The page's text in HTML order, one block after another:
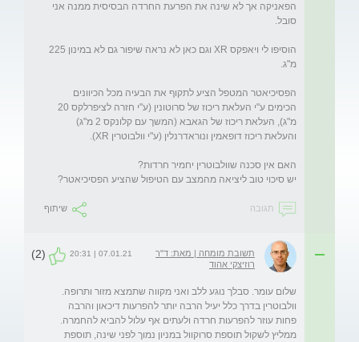
הפאניקה אך לא שינה את הפרעת החרדה הבסיסית ממנה אני
הפסיכיאטר המטפל הציע לתקוף את הבעיה מכל הכיוונים
מ"ג), העלאת ריכוז של הגאבא (המשך עם קלונקס 2 מ"ג)
יש סיכוי טוב ליציאה מהמצב עם הטיפול שהציע הפסיכיאטר?
תגובה שיתוף
תשובת מומחה | מאת: ד"ר
רוזיצקי אהוד
07.01.21 | 20:31
(2)
וולבוטרין בדרך כלל יעיל הרבה יותר להפרעות דיכאון והרבה
פחות עוזר להפרעות חרדה ולעתים אף עלול להביא להחמרה.
ממליץ לשקול תוספת סרוקוול במניון נמוך לפני שינה, תוספת